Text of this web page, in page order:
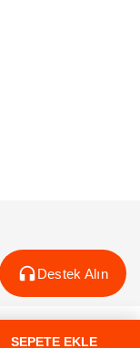
Destek Alın
SEPETE EKLE